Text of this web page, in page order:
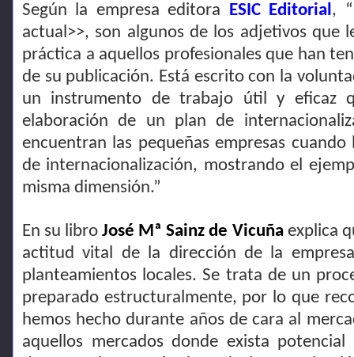
Según la empresa editora ESIC Editorial ,
actual>>, son algunos de los adjetivos
práctica a aquellos profesionales que han
de su publicación. Está escrito con la
un instrumento de trabajo útil y eficaz
elaboración de un plan de
encuentran las pequeñas empresas
de internacionalización, mostrando el
misma dimensión.”
En su libroJosé Mª Sainz de Vicuñaexplica
actitud vital de la dirección de la
planteamientos locales. Se trata de un
preparado estructuralmente, por lo que
hemos hecho durante años de cara al
aquellos mercados donde exista